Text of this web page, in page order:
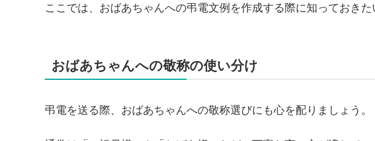
ここでは、おばあちゃんへの弔電文例を作成する際に知っておきた
おばあちゃんへの敬称の使い分け
弔電を送る際、おばあちゃんへの敬称選びにも心を配りましょう。